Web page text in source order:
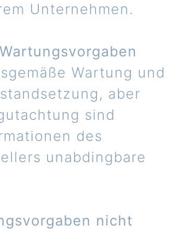
Unternehmen.
Wartung und
aber
sind
des
unabdingbare
nicht